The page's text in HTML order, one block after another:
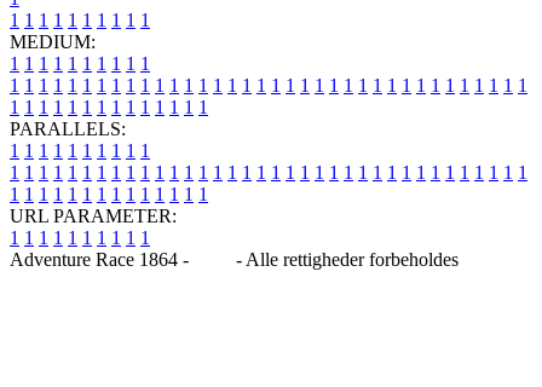
1 1 1 1 1 1 1 1 1 1
MEDIUM:
1 1 1 1 1 1 1 1 1 1
1 1 1 1 1 1 1 1 1 1 1 1 1 1 1 1 1 1 1 1 1 1 1 1 1 1 1 1 1 1 1 1 1 1 1 1
1 1 1 1 1 1 1 1 1 1 1 1 1 1
PARALLELS:
1 1 1 1 1 1 1 1 1 1
1 1 1 1 1 1 1 1 1 1 1 1 1 1 1 1 1 1 1 1 1 1 1 1 1 1 1 1 1 1 1 1 1 1 1 1
1 1 1 1 1 1 1 1 1 1 1 1 1 1
URL PARAMETER:
1 1 1 1 1 1 1 1 1 1
Adventure Race 1864 -
- Alle rettigheder forbeholdes